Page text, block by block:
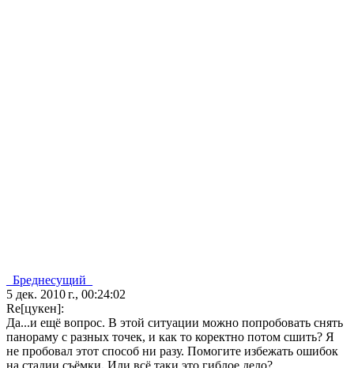
_Бреднесущий_
5 дек. 2010 г., 00:24:02
Re[цукен]:
Да...и ещё вопрос. В этой ситуации можно попробовать снять
панораму с разных точек, и как то коректно потом сшить? Я
не пробовал этот способ ни разу. Помогите избежать ошибок